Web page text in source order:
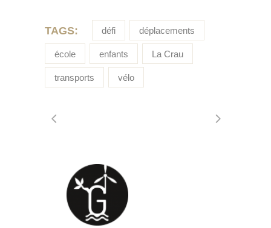
TAGS: défi déplacements
école enfants La Crau
transports vélo